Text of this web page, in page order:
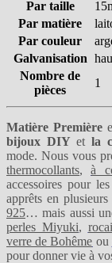
Par taille
Par matière
Par couleur
Galvanisation
Nombre de
pièces
1
Matière Première
bijoux DIY etla
mode. Nous vous
thermocollants,à
accessoires pour
apprêts en
925… mais aussi
perles Miyuki,
verre de Bohême ou
pour donner vie à